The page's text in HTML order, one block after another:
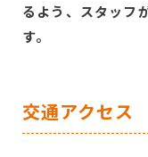
るよう、スタッフ
す。
交通アクセス